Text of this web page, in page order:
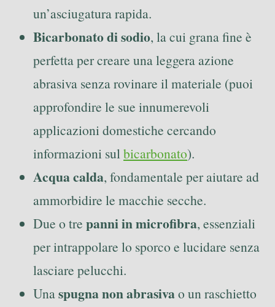
un’asciugatura rapida.
Bicarbonato di sodio, la cui grana fine è
perfetta per creare una leggera azione
abrasiva senza rovinare il materiale (puoi
approfondire le sue innumerevoli
applicazioni domestiche cercando
informazioni sulbicarbonato).
Acqua calda, fondamentale per aiutare ad
ammorbidire le macchie secche.
Due o tre panni in microfibra, essenziali
per intrappolare lo sporco e lucidare senza
lasciare pelucchi.
Unaspugna non abrasivao un raschietto